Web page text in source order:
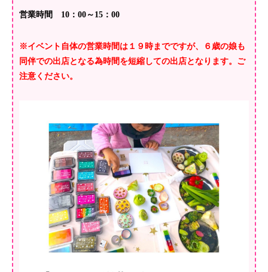
営業時間 10：00～15：00
※イベント自体の営業時間は１９時までですが、６歳の娘も
同伴での出店となる為時間を短縮しての出店となります。ご
注意ください。